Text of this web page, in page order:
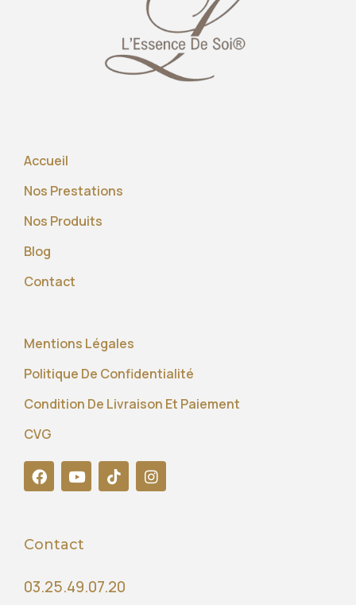
Accueil
Nos Prestations
Nos Produits
Blog
Contact
Mentions Légales
Politique De Confidentialité
Condition De Livraison Et Paiement
CVG
Contact
03.25.49.07.20